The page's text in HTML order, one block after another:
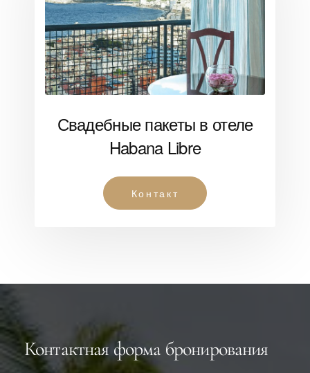
Свадебные пакеты в отеле
Habana Libre
Контакт
Контактная форма бронирования